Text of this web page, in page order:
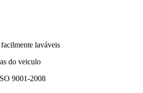
facilmente laváveis
do veiculo
9001-2008